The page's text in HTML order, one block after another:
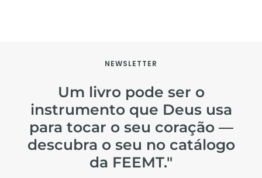
NEWSLETTER
Um livro pode ser o
instrumento que Deus usa
para tocar o seu coração —
descubra o seu no catálogo
da FEEMT."